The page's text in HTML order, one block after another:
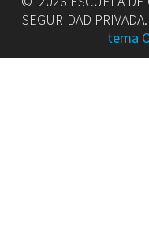
SEGURIDAD
tema